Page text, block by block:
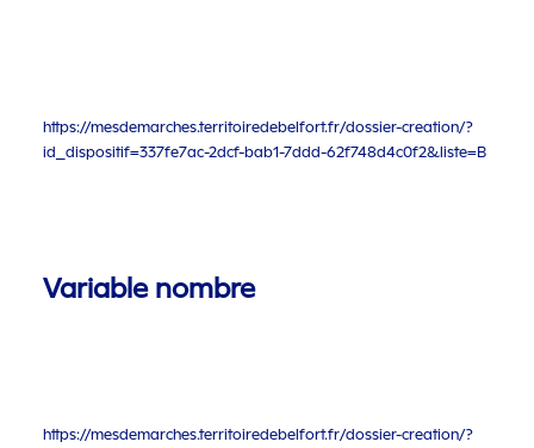
https://mesdemarches.territoiredebelfort.fr/dossier-creation/?
id_dispositif=337fe7ac-2dcf-bab1-7ddd-62f748d4c0f2&liste=B
Variable nombre
https://mesdemarches.territoiredebelfort.fr/dossier-creation/?